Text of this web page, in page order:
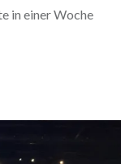
in einer Woche